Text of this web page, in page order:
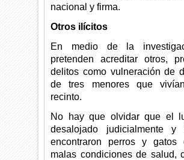
nacional y firma.
Otros ilícitos
En medio de la
pretenden acreditar otros,
delitos como vulneración de
de tres menores que
recinto.
No hay que olvidar que el
desalojado judicialmente
encontraron perros y gatos
malas condiciones de salud,